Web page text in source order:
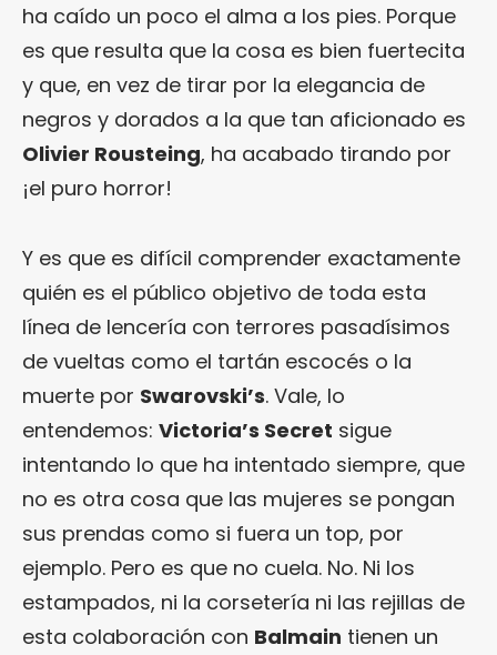
ha caído un poco el alma a los pies. Porque
es que resulta que la cosa es bien fuertecita
y que, en vez de tirar por la elegancia de
negros y dorados a la que tan aficionado es
Olivier Rousteing, ha acabado tirando por
¡el puro horror!
Y es que es difícil comprender exactamente
quién es el público objetivo de toda esta
línea de lencería con terrores pasadísimos
de vueltas como el tartán escocés o la
muerte por Swarovski’s. Vale, lo
entendemos: Victoria’s Secret sigue
intentando lo que ha intentado siempre, que
no es otra cosa que las mujeres se pongan
sus prendas como si fuera un top, por
ejemplo. Pero es que no cuela. No. Ni los
estampados, ni la corsetería ni las rejillas de
esta colaboración con Balmain tienen un